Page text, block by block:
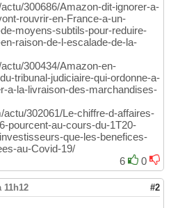
300686/Amazon-dit-ignorer-a-
rouvrir-en-France-a-un-
moyens-subtils-pour-reduire-
raison-de-l-escalade-de-la-
300434/Amazon-en-
tribunal-judiciaire-qui-ordonne-a-
a-la-livraison-des-marchandises-
302061/Le-chiffre-d-affaires-
pourcent-au-cours-du-1T20-
que-les-benefices-
au-Covid-19/
6
0
11h12 #2